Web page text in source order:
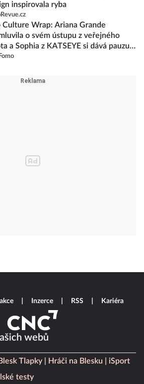
inspirovala ryba
Culture Wrap: Ariana Grande
o svém ústupu z veřejného
a Sophia z KATSEYE si dává pauzu
webů
Blesk Tlapky Hráči na Blesku
iSport
testy
Inzerce RSS Kariéra